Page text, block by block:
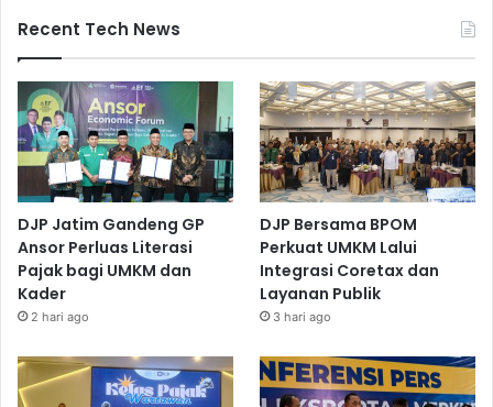
Recent Tech News
DJP Jatim Gandeng GP
Ansor Perluas Literasi
Pajak bagi UMKM dan
Kader
2 hari ago
DJP Bersama BPOM
Perkuat UMKM Lalui
Integrasi Coretax dan
Layanan Publik
3 hari ago